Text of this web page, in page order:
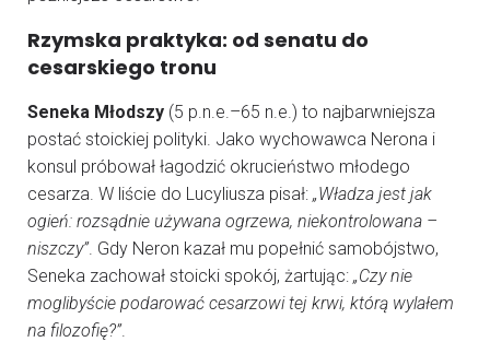
Rzymska praktyka: od senatu do
cesarskiego tronu
Seneka Młodszy (5 p.n.e.–65 n.e.) to najbarwniejsza
postać stoickiej polityki. Jako wychowawca Nerona i
konsul próbował łagodzić okrucieństwo młodego
cesarza. W liście do Lucyliusza pisał: „Władza jest jak
ogień: rozsądnie używana ogrzewa, niekontrolowana –
niszczy”. Gdy Neron kazał mu popełnić samobójstwo,
Seneka zachował stoicki spokój, żartując: „Czy nie
moglibyście podarować cesarzowi tej krwi, którą wylałem
na filozofię?”.